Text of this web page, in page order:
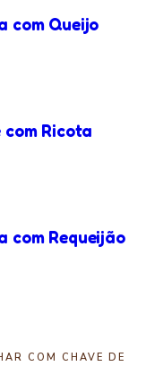
com Queijo
Ricota
com Requeijão
COM CHAVE DE